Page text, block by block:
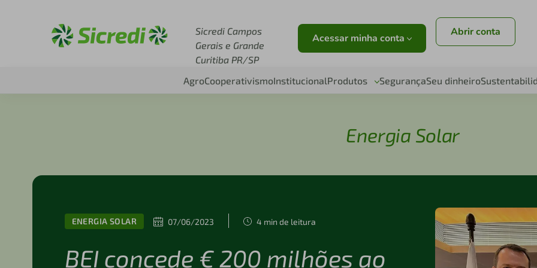
Sicredi Campos
Gerais e Grande
Curitiba PR/SP
Acessar minha conta Abrir conta
AgroCooperativismoInstitucionalProdutos SegurançaSeu dinheiro
Energia Solar
ENERGIA SOLAR 07/06/2023 4 min de leitura
BEI concede € 200 milhões ao